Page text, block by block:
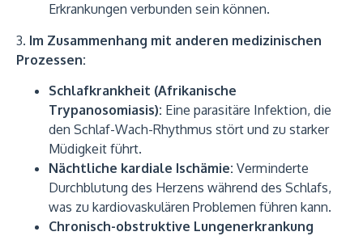
Erkrankungen verbunden sein können.
3. Im Zusammenhang mit anderen medizinischen
Prozessen:
Schlafkrankheit (Afrikanische
Trypanosomiasis): Eine parasitäre Infektion, die
den Schlaf-Wach-Rhythmus stört und zu starker
Müdigkeit führt.
Nächtliche kardiale Ischämie: Verminderte
Durchblutung des Herzens während des Schlafs,
was zu kardiovaskulären Problemen führen kann.
Chronisch-obstruktive Lungenerkrankung